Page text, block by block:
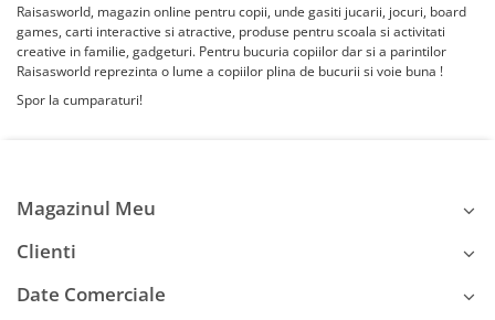
waffe
Raisasworld, magazin online pentru copii, unde gasiti jucarii, jocuri, board
games, carti interactive si atractive, produse pentru scoala si activitati
creative in familie, gadgeturi. Pentru bucuria copiilor dar si a parintilor
Raisasworld reprezinta o lume a copiilor plina de bucurii si voie buna !
Spor la cumparaturi!
Magazinul Meu
Clienti
Date Comerciale